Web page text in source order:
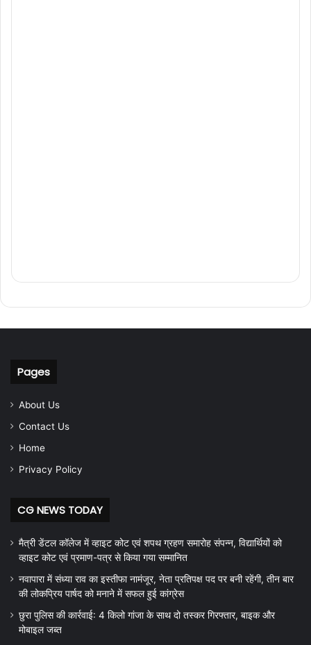
Pages
About Us
Contact Us
Home
Privacy Policy
CG NEWS TODAY
मैत्री डेंटल कॉलेज में व्हाइट कोट एवं शपथ ग्रहण समारोह संपन्न, विद्यार्थियों को
व्हाइट कोट एवं प्रमाण-पत्र से किया गया सम्मानित
नवापारा में संध्या राव का इस्तीफा नामंजूर, नेता प्रतिपक्ष पद पर बनी रहेंगी, तीन बार
की लोकप्रिय पार्षद को मनाने में सफल हुई कांग्रेस
छुरा पुलिस की कार्रवाई: 4 किलो गांजा के साथ दो तस्कर गिरफ्तार, बाइक और
मोबाइल जब्त